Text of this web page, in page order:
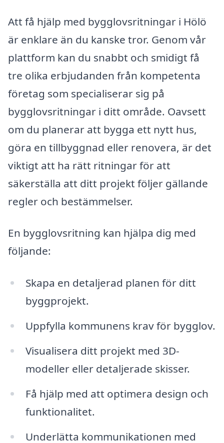
Att få hjälp med bygglovsritningar i Hölö
är enklare än du kanske tror. Genom vår
plattform kan du snabbt och smidigt få
tre olika erbjudanden från kompetenta
företag som specialiserar sig på
bygglovsritningar i ditt område. Oavsett
om du planerar att bygga ett nytt hus,
göra en tillbyggnad eller renovera, är det
viktigt att ha rätt ritningar för att
säkerställa att ditt projekt följer gällande
regler och bestämmelser.
En bygglovsritning kan hjälpa dig med
följande:
Skapa en detaljerad planen för ditt
byggprojekt.
Uppfylla kommunens krav för bygglov.
Visualisera ditt projekt med 3D-
modeller eller detaljerade skisser.
Få hjälp med att optimera design och
funktionalitet.
Underlätta kommunikationen med